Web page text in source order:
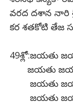
వరద దశాన నారి
కర శతకోటి తేజ
49శ్లో:జయతు
జయతు
జయతు
జయతు